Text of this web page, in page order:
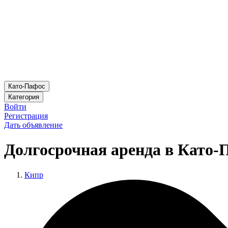
Като-Пафос
Категория
Войти
Регистрация
Дать объявление
Долгосрочная аренда в Като-
Кипр